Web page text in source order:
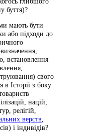
буття)?
мають бути
або підходи до
встановлення
свого
в Історії з боку
націй,
релігій,
верств
і індивідів?